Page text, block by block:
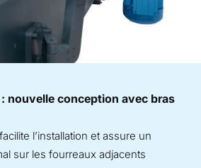
nouvelle conception avec bras
l’installation et assure un
sur les fourreaux adjacents